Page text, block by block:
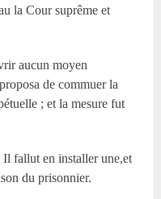
la Cour suprême et
aucun moyen
de commuer la
; et la mesure fut
Il fallut en installer une,et
du prisonnier.